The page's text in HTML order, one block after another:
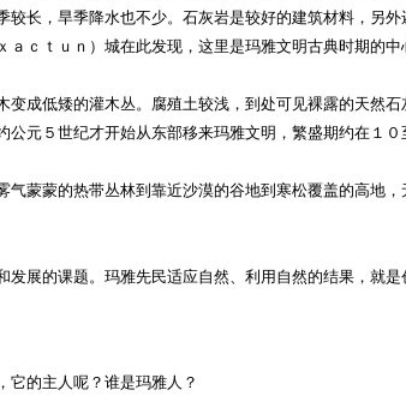
长，旱季降水也不少。石灰岩是较好的建筑材料，另
ｃｔｕｎ）城在此发现，这里是玛雅文明古典时期的中
低矮的灌木丛。腐殖土较浅，到处可见裸露的天然
元５世纪才开始从东部移来玛雅文明，繁盛期约在１０
蒙的热带丛林到靠近沙漠的谷地到寒松覆盖的高地
的课题。玛雅先民适应自然、利用自然的结果，就是
的主人呢？谁是玛雅人？